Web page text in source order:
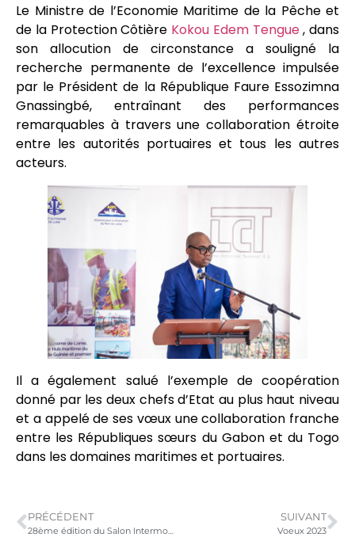
Le Ministre de l’Economie Maritime de la Pêche et
de la Protection Côtière Kokou Edem Tengue, dans
son allocution de circonstance a souligné la
recherche permanente de l’excellence impulsée
par le Président de la République Faure Essozimna
Gnassingbé, entraînant des performances
remarquables à travers une collaboration étroite
entre les autorités portuaires et tous les autres
acteurs.
Il a également salué l’exemple de coopération
donné par les deux chefs d’Etat au plus haut niveau
et a appelé de ses vœux une collaboration franche
entre les Républiques sœurs du Gabon et du Togo
dans les domaines maritimes et portuaires.
PRÉCÉDENT
28ème édition du Salon Intermodal Africa
SUIVANT
Voeux 2023